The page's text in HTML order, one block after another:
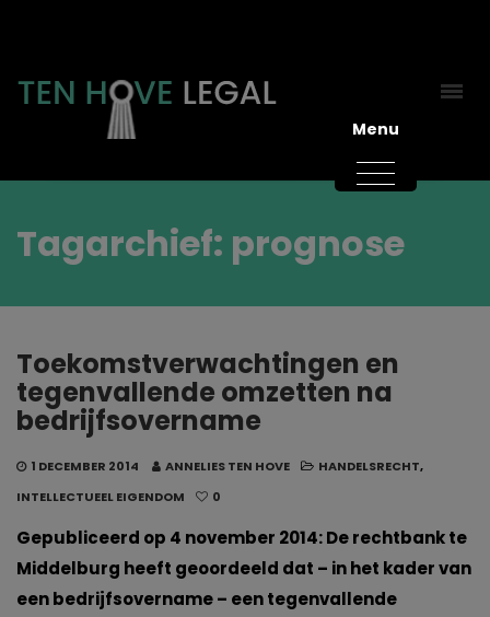
Tagarchief: prognose
Toekomstverwachtingen en
tegenvallende omzetten na
bedrijfsovername
1 DECEMBER 2014 ANNELIES TEN HOVE HANDELSRECHT,
INTELLECTUEEL EIGENDOM
0
Gepubliceerd op 4 november 2014: De rechtbank te
Middelburg heeft geoordeeld dat – in het kader van
een bedrijfsovername – een tegenvallende
Menu